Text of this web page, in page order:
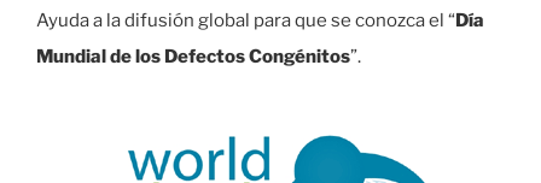
Ayuda a la difusión global para que se conozca el “Día
Mundial de los Defectos Congénitos”.